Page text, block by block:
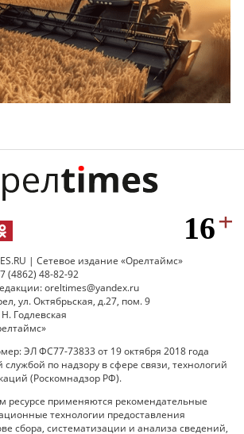
| Сетевое издание «Орелтаймс»
(4862) 48-82-92
oreltimes@yandex.ru
ул. Октябрьская, д.27, пом. 9
Годлевская
ЭЛ ФС77-73833 от 19 октября 2018 года
по надзору в сфере связи, технологий
(Роскомнадзор РФ).
применяются рекомендательные
технологии предоставления
сбора, систематизации и анализа сведений,